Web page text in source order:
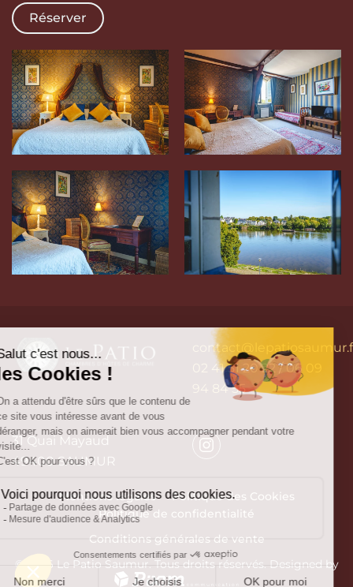
Réserver
02 41 51 20 22 /06 09
94 84 55
31 Quai Mayaud
49400 SAUMUR
Mentions légales
Politique des Cookies
Politique de confidentialité
Conditions générales de vente
© 2026 Le Patio Saumur. Tous droits réservés. Designed by